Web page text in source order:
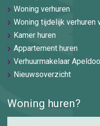
Woning verhuren
Woning tijdelijk verhuren
Kamer huren
Appartement huren
Verhuurmakelaar
Nieuwsoverzicht
Woning huren?